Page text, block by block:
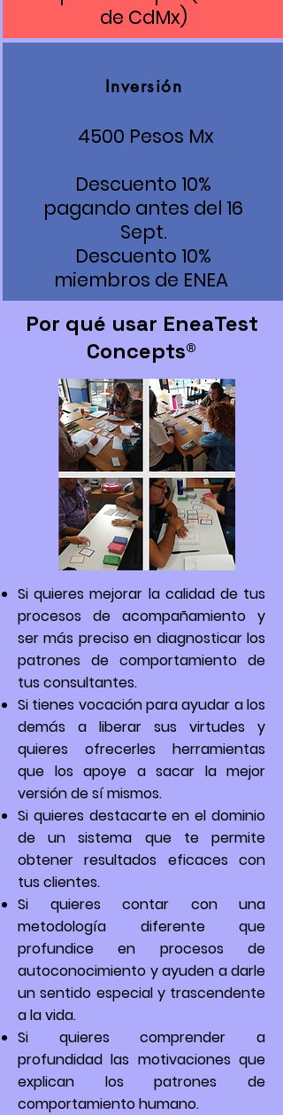
de CdMx)
Inversión
4500 Pesos Mx
Descuento 10%
pagando antes del 16
Sept.
Descuento 10%
miembros de ENEA
Por qué usar EneaTest
Concepts®
Si quieres mejorar la calidad de tus
procesos de acompañamiento y
ser más preciso en diagnosticar los
patrones de comportamiento de
tus consultantes.
Si tienes vocación para ayudar a los
demás a liberar sus virtudes y
quieres ofrecerles herramientas
que los apoye a sacar la mejor
versión de sí mismos.
Si quieres destacarte en el dominio
de un sistema que te permite
obtener resultados eficaces con
tus clientes.
Si quieres contar con una
metodología diferente que
profundice en procesos de
autoconocimiento y ayuden a darle
un sentido especial y trascendente
a la vida.
Si quieres comprender a
profundidad las motivaciones que
explican los patrones de
comportamiento humano.